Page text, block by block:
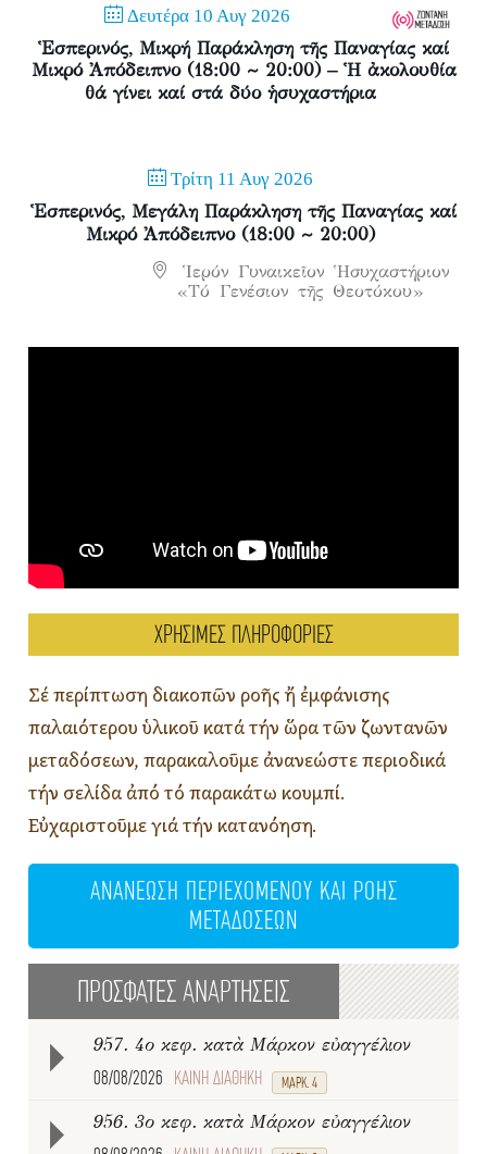
Δευτέρα 10 Αυγ 2026
Ἑσπερινός, Μικρή Παράκληση τῆς Παναγίας καί
Μικρό Ἀπόδειπνο (18:00 ~ 20:00) – Ἡ ἀκολουθία
θά γίνει καί στά δύο ἡσυχαστήρια
Τρίτη 11 Αυγ 2026
Ἑσπερινός, Μεγάλη Παράκληση τῆς Παναγίας καί
Μικρό Ἀπόδειπνο (18:00 ~ 20:00)
Ἱερόν Γυναικεῖον Ἡσυχαστήριον
«Τό Γενέσιον τῆς Θεοτόκου»
ΧΡΗΣΙΜΕΣ ΠΛΗΡΟΦΟΡΙΕΣ
Σέ περίπτωση διακοπῶν ροῆς ἤ ἐμφάνισης
παλαιότερου ὑλικοῦ κατά τήν ὥρα τῶν ζωντανῶν
μεταδόσεων, παρακαλοῦμε ἀνανεώστε περιοδικά
τήν σελίδα ἀπό τό παρακάτω κουμπί.
Εὐχαριστοῦμε γιά τήν κατανόηση.
ΑΝΑΝΕΩΣΗ ΠΕΡΙΕΧΟΜΕΝΟΥ ΚΑΙ ΡΟΗΣ
ΜΕΤΑΔΟΣΕΩΝ
ΠΡΟΣΦΑΤΕΣ ΑΝΑΡΤΗΣΕΙΣ
957. 4ο κεφ. κατὰ Μάρκον εὐαγγέλιον
08/08/2026 ΚΑΙΝΗ ΔΙΑΘΗΚΗ ΜΑΡΚ. 4
956. 3ο κεφ. κατὰ Μάρκον εὐαγγέλιον